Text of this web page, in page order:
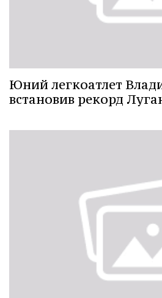
Юний легкоатлет
встановив рекорд